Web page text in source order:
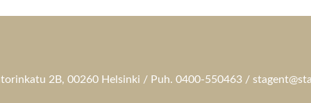
2B, 00260 Helsinki / Puh. 0400-550463 /